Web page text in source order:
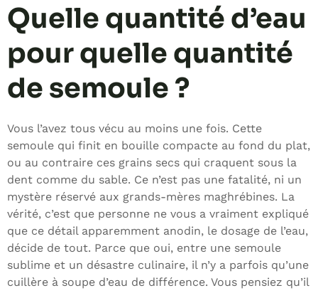
Quelle quantité d’eau
pour quelle quantité
de semoule ?
Vous l’avez tous vécu au moins une fois. Cette
semoule qui finit en bouille compacte au fond du plat,
ou au contraire ces grains secs qui craquent sous la
dent comme du sable. Ce n’est pas une fatalité, ni un
mystère réservé aux grands-mères maghrébines. La
vérité, c’est que personne ne vous a vraiment expliqué
que ce détail apparemment anodin, le dosage de l’eau,
décide de tout. Parce que oui, entre une semoule
sublime et un désastre culinaire, il n’y a parfois qu’une
cuillère à soupe d’eau de différence. Vous pensiez qu’il